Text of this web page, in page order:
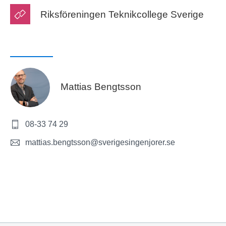
Riksföreningen Teknikcollege Sverige
Mattias Bengtsson
08-33 74 29
mattias.bengtsson@sverigesingenjorer.se